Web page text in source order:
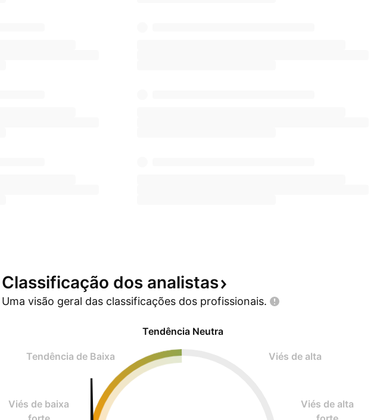
Classificação dos analistas
Uma visão geral das classificações dos profissionais.
Tendência Neutra
Tendência de Baixa Viés de alta
Viés de baixa
Viés de alta